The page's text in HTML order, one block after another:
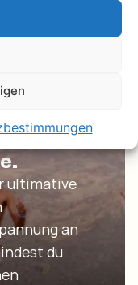
die
ultimative
an
du